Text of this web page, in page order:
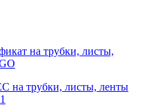
на трубки, листы,
на трубки, листы, ленты